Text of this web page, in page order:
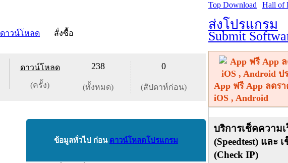
ดาวน์โหลด สั่งซื้อ
ดาวน์โหลด
(ครั้ง)
238
(ทั้งหมด)
0
(สัปดาห์ก่อน)
ข้อมูลทั่วไป ก่อน ดาวน์โหลดโปรแกรม
Top Download
Hall of
ส่งโปรแกรม
Submit
App ฟรี App ลดร
iOS , Android
บริการเช็คความเ
(Speedtest) และ
(Check IP)